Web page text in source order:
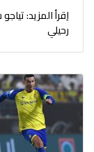
اِقرأ المزيد:
رحيلي